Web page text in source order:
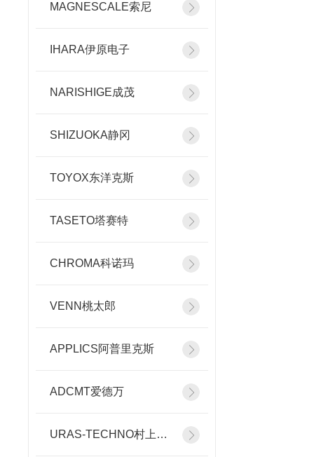
MAGNESCALE索尼
IHARA伊原电子
NARISHIGE成茂
SHIZUOKA静冈
TOYOX东洋克斯
TASETO塔赛特
CHROMA科诺玛
VENN桃太郎
APPLICS阿普里克斯
ADCMT爱德万
URAS-TECHNO村上精机